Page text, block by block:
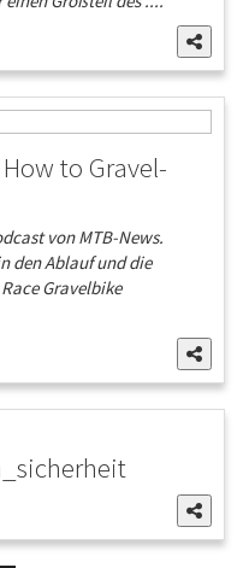
to Gravel-
von MTB-News.
den Ablauf und die
Gravelbike